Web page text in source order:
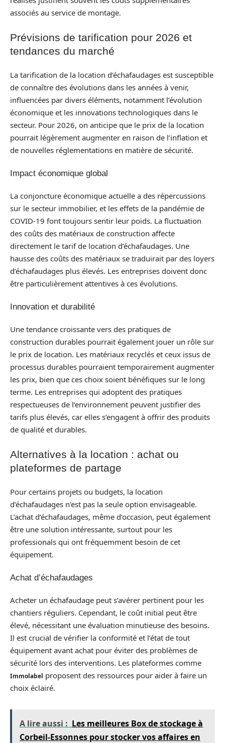
associés au service de montage.
Prévisions de tarification pour 2026 et
tendances du marché
La tarification de la location d’échafaudages est susceptible
de connaître des évolutions dans les années à venir,
influencées par divers éléments, notamment l’évolution
économique et les innovations technologiques dans le
secteur. Pour 2026, on anticipe que le prix de la location
pourrait légèrement augmenter en raison de l’inflation et
de nouvelles réglementations en matière de sécurité.
Impact économique global
La conjoncture économique actuelle a des répercussions
sur le secteur immobilier, et les effets de la pandémie de
COVID-19 font toujours sentir leur poids. La fluctuation
des coûts des matériaux de construction affecte
directement le tarif de location d’échafaudages. Une
hausse des coûts des matériaux se traduirait par des loyers
d’échafaudages plus élevés. Les entreprises doivent donc
être particulièrement attentives à ces évolutions.
Innovation et durabilité
Une tendance croissante vers des pratiques de
construction durables pourrait également jouer un rôle sur
le prix de location. Les matériaux recyclés et ceux issus de
processus durables pourraient temporairement augmenter
les prix, bien que ces choix soient bénéfiques sur le long
terme. Les entreprises qui adoptent des pratiques
respectueuses de l’environnement peuvent justifier des
tarifs plus élevés, car elles s’engagent à offrir des produits
de qualité et durables.
Alternatives à la location : achat ou
plateformes de partage
Pour certains projets ou budgets, la location
d’échafaudages n’est pas la seule option envisageable.
L’achat d’échafaudages, même d’occasion, peut également
être une solution intéressante, surtout pour les
professionals qui ont fréquemment besoin de cet
équipement.
Achat d’échafaudages
Acheter un échafaudage peut s’avérer pertinent pour les
chantiers réguliers. Cependant, le coût initial peut être
élevé, nécessitant une évaluation minutieuse des besoins.
Il est crucial de vérifier la conformité et l’état de tout
équipement avant achat pour éviter des problèmes de
sécurité lors des interventions. Les plateformes comme
Immolabel proposent des ressources pour aider à faire un
choix éclairé.
A lire aussi : Les meilleures Box de stockage à
Corbeil-Essonnes pour stocker vos affaires en